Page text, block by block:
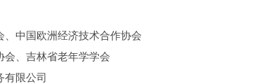
中国欧洲经济技术合作协会
会、吉林省老年学学会
有限公司